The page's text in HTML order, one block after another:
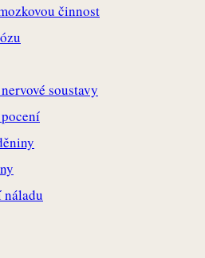
činnost
soustavy